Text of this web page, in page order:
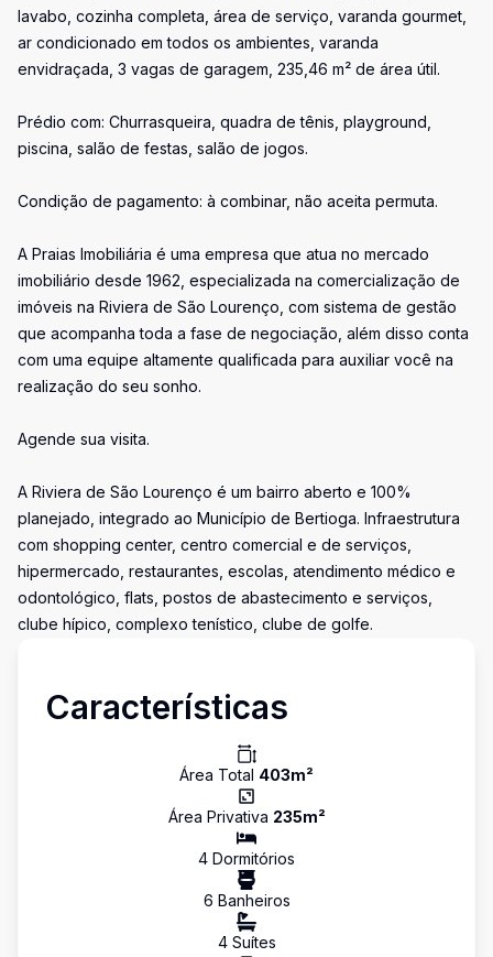
lavabo, cozinha completa, área de serviço, varanda gourmet,
ar condicionado em todos os ambientes, varanda
envidraçada, 3 vagas de garagem, 235,46 m² de área útil.
Prédio com: Churrasqueira, quadra de tênis, playground,
piscina, salão de festas, salão de jogos.
Condição de pagamento: à combinar, não aceita permuta.
A Praias Imobiliária é uma empresa que atua no mercado
imobiliário desde 1962, especializada na comercialização de
imóveis na Riviera de São Lourenço, com sistema de gestão
que acompanha toda a fase de negociação, além disso conta
com uma equipe altamente qualificada para auxiliar você na
realização do seu sonho.
Agende sua visita.
A Riviera de São Lourenço é um bairro aberto e 100%
planejado, integrado ao Município de Bertioga. Infraestrutura
com shopping center, centro comercial e de serviços,
hipermercado, restaurantes, escolas, atendimento médico e
odontológico, flats, postos de abastecimento e serviços,
clube hípico, complexo tenístico, clube de golfe.
Características
Área Total 403m²
Área Privativa 235m²
4 Dormitórios
6 Banheiros
4Suítes